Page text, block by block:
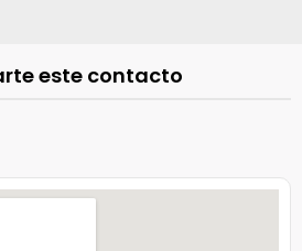
este contacto